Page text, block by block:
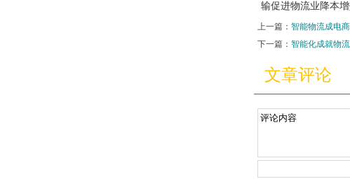
输促进物流业降本增
上一篇： 智能物流成电
下一篇： 智能化成就物
文章评论